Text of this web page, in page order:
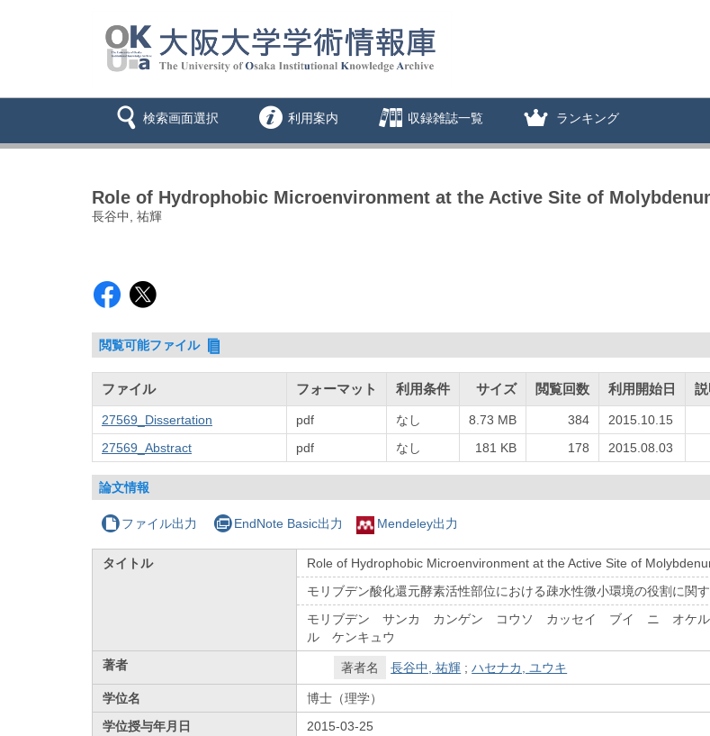
検索画面選択 利用案内 収録雑誌一覧 ランキング
Role of Hydrophobic Microenvironment at the Active Site of
長谷中, 祐輝
閲覧可能ファイル
ファイル フォーマット 利用条件 サイズ 閲覧回数 利用開始日 説
27569_Dissertation pdf なし 8.73 MB 384
2015.10.15
27569_Abstract
pdf なし 181 KB 178 2015.08.03
論文情報
ファイル出力 EndNote Basic出力 Mendeley出力
タイトル
Role of Hydrophobic Microenvironment at the Active Site of
モリブデン酸化還元酵素活性部位における疎水性微小環境の役割に関
モリブデン サンカ カンゲン コウソ カッセイ ブイ ニ オケ
ル ケンキュウ
著者
著者名 長谷中, 祐輝 ;ハセナカ, ユウキ
学位名
博士（理学）
学位授与年月日
2015-03-25